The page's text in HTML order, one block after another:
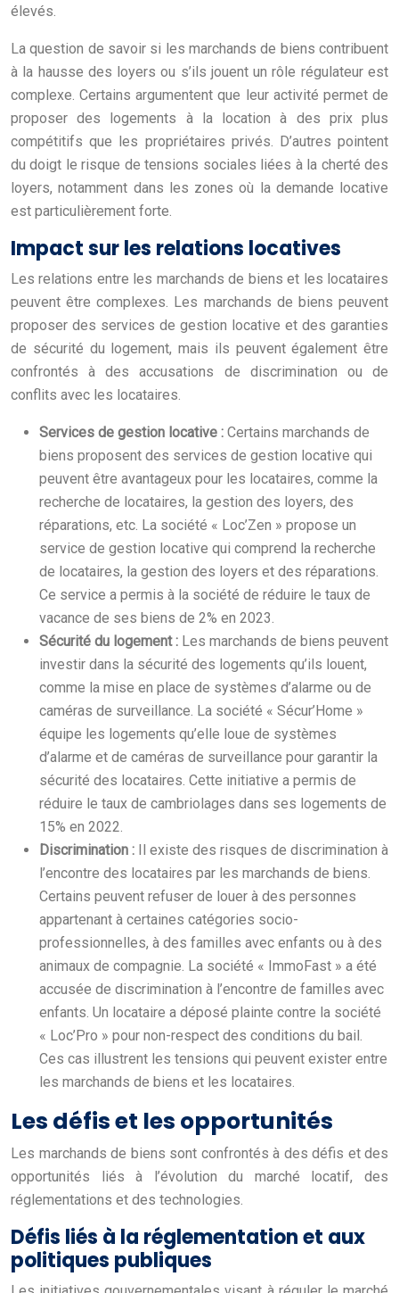
élevés.
La question de savoir si les marchands de biens contribuent
à la hausse des loyers ou s’ils jouent un rôle régulateur est
complexe. Certains argumentent que leur activité permet de
proposer des logements à la location à des prix plus
compétitifs que les propriétaires privés. D’autres pointent
du doigt le risque de tensions sociales liées à la cherté des
loyers, notamment dans les zones où la demande locative
est particulièrement forte.
Impact sur les relations locatives
Les relations entre les marchands de biens et les locataires
peuvent être complexes. Les marchands de biens peuvent
proposer des services de gestion locative et des garanties
de sécurité du logement, mais ils peuvent également être
confrontés à des accusations de discrimination ou de
conflits avec les locataires.
Services de gestion locative : Certains marchands de
biens proposent des services de gestion locative qui
peuvent être avantageux pour les locataires, comme la
recherche de locataires, la gestion des loyers, des
réparations, etc. La société « Loc’Zen » propose un
service de gestion locative qui comprend la recherche
de locataires, la gestion des loyers et des réparations.
Ce service a permis à la société de réduire le taux de
vacance de ses biens de 2% en 2023.
Sécurité du logement : Les marchands de biens peuvent
investir dans la sécurité des logements qu’ils louent,
comme la mise en place de systèmes d’alarme ou de
caméras de surveillance. La société « Sécur’Home »
équipe les logements qu’elle loue de systèmes
d’alarme et de caméras de surveillance pour garantir la
sécurité des locataires. Cette initiative a permis de
réduire le taux de cambriolages dans ses logements de
15% en 2022.
Discrimination : Il existe des risques de discrimination à
l’encontre des locataires par les marchands de biens.
Certains peuvent refuser de louer à des personnes
appartenant à certaines catégories socio-
professionnelles, à des familles avec enfants ou à des
animaux de compagnie. La société « ImmoFast » a été
accusée de discrimination à l’encontre de familles avec
enfants. Un locataire a déposé plainte contre la société
« Loc’Pro » pour non-respect des conditions du bail.
Ces cas illustrent les tensions qui peuvent exister entre
les marchands de biens et les locataires.
Les défis et les opportunités
Les marchands de biens sont confrontés à des défis et des
opportunités liés à l’évolution du marché locatif, des
réglementations et des technologies.
Défis liés à la réglementation et aux
politiques publiques